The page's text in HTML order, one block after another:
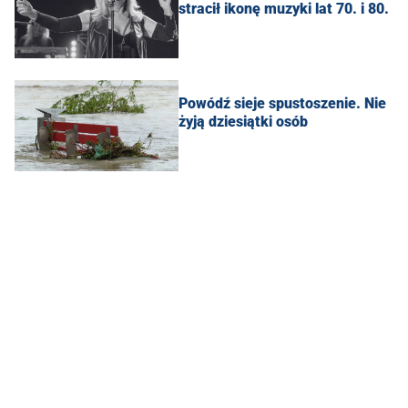
stracił ikonę muzyki lat 70. i 80.
Powódź sieje spustoszenie. Nie
żyją dziesiątki osób